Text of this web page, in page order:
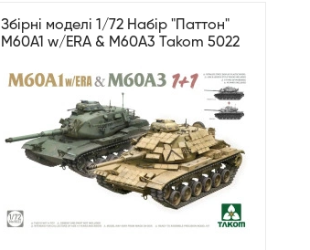
Збірні моделі 1/72 Набір "Паттон"
M60A1 w/ERA & M60A3 Takom 5022